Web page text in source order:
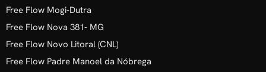
Free Flow Mogi-Dutra
Free Flow Nova 381- MG
Free Flow Novo Litoral (CNL)
Free Flow Padre Manoel da Nóbrega